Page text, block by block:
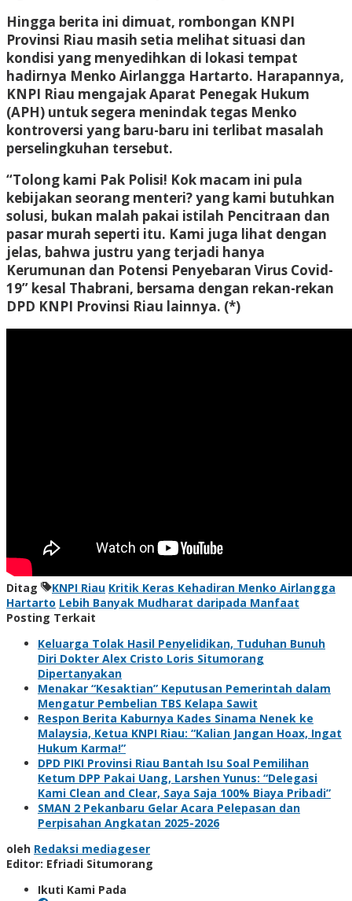
Hingga berita ini dimuat, rombongan KNPI
Provinsi Riau masih setia melihat situasi dan
kondisi yang menyedihkan di lokasi tempat
hadirnya Menko Airlangga Hartarto. Harapannya,
KNPI Riau mengajak Aparat Penegak Hukum
(APH) untuk segera menindak tegas Menko
kontroversi yang baru-baru ini terlibat masalah
perselingkuhan tersebut.
“Tolong kami Pak Polisi! Kok macam ini pula
kebijakan seorang menteri? yang kami butuhkan
solusi, bukan malah pakai istilah Pencitraan dan
pasar murah seperti itu. Kami juga lihat dengan
jelas, bahwa justru yang terjadi hanya
Kerumunan dan Potensi Penyebaran Virus Covid-
19” kesal Thabrani, bersama dengan rekan-rekan
DPD KNPI Provinsi Riau lainnya. (*)
Ditag KNPI Riau Kritik Keras Kehadiran Menko Airlangga
Hartarto Lebih Banyak Mudharat daripada Manfaat
Posting Terkait
Keluarga Tolak Hasil Penyelidikan, Tuduhan Bunuh
Diri Dokter Alex Cristo Loris Situmorang
Dipertanyakan
Menakar “Kesaktian” Keputusan Pemerintah dalam
Mengatur Pembelian TBS Kelapa Sawit
Respon Berita Kaburnya Kades Sinama Nenek ke
Malaysia, Ketua KNPI Riau: “Kalian Jangan Hoax, Ingat
Hukum Karma!”
DPD PIKI Provinsi Riau Bantah Isu Soal Pemilihan
Ketum DPP Pakai Uang, Larshen Yunus: “Delegasi
Kami Clean and Clear, Saya Saja 100% Biaya Pribadi”
SMAN 2 Pekanbaru Gelar Acara Pelepasan dan
Perpisahan Angkatan 2025-2026
oleh Redaksi mediageser
Editor: Efriadi Situmorang
Ikuti Kami Pada